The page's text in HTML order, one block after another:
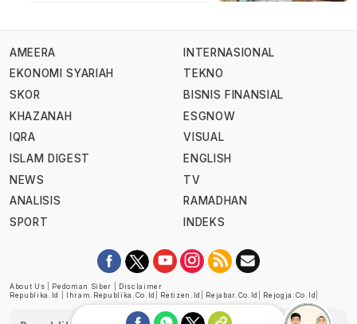
AMEERA
EKONOMI SYARIAH
SKOR
KHAZANAH
IQRA
ISLAM DIGEST
NEWS
ANALISIS
SPORT
INTERNASIONAL
TEKNO
BISNIS FINANSIAL
ESGNOW
VISUAL
ENGLISH
TV
RAMADHAN
INDEKS
About Us Pedoman Siber
Disclaimer
Republika.id
Ihram.republika.co.id Retizen.id Rejabar.co.id Rejogja.co.id